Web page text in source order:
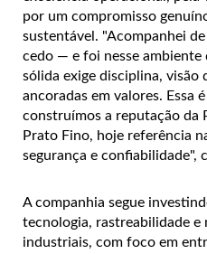
por um compromisso
sustentável. "Acompanhei
cedo — e foi nesse ambiente
sólida exige disciplina, visão
ancoradas em valores. Essa
construímos a reputação da
Prato Fino, hoje referência
segurança e confiabilidade",
A companhia segue
tecnologia, rastreabilidade e
industriais, com foco em